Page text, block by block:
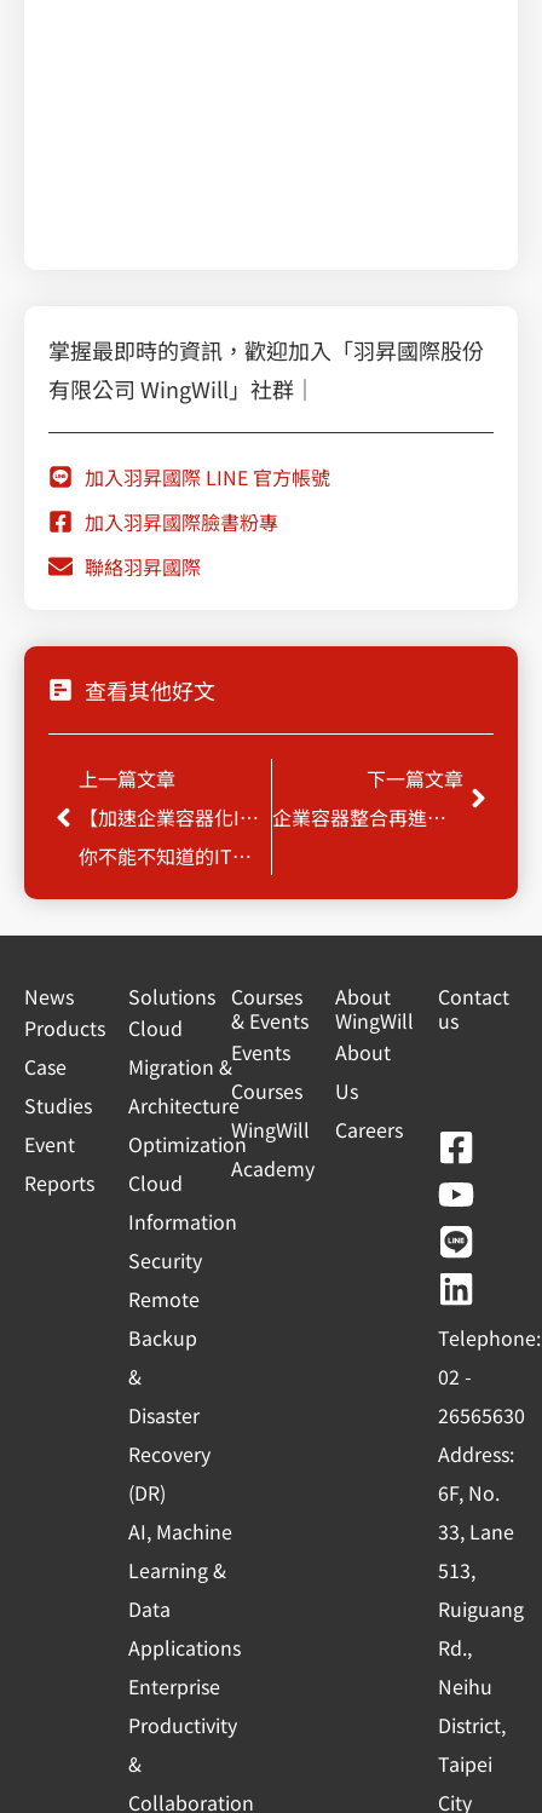
掌握最即時的資訊，歡迎加入「羽昇國際股份
有限公司 WingWill」社群｜
加入羽昇國際 LINE 官方帳號
加入羽昇國際臉書粉專
聯絡羽昇國際
查看其他好文
Prev
上一篇文章
【加速企業容器化IT架構招式】
你不能不知道的IT下一動，Google Anthos 容器代管應用程式平台
下一篇文章
企業容器整合再進化，跳脫包袱新架構
Next
News
Products
Case
Studies
Event
Reports
Solutions
Cloud
Migration &
Architecture
Optimization
Cloud
Information
Security
Remote
Backup
&
Disaster
Recovery
(DR)
AI, Machine
Learning &
Data
Applications
Enterprise
Productivity
&
Collaboration
Courses
& Events
Events
Courses
WingWill
Academy
About
WingWill
About
Us
Careers
Contact
us
F
a
c
e
b
o
o
k
-
s
q
u
a
r
e
Y
o
u
t
u
b
e
L
i
n
e
L
i
n
k
e
d
i
n
Telephone:
02 -
26565630
Address:
6F, No.
33, Lane
513,
Ruiguang
Rd.,
Neihu
District,
Taipei
City